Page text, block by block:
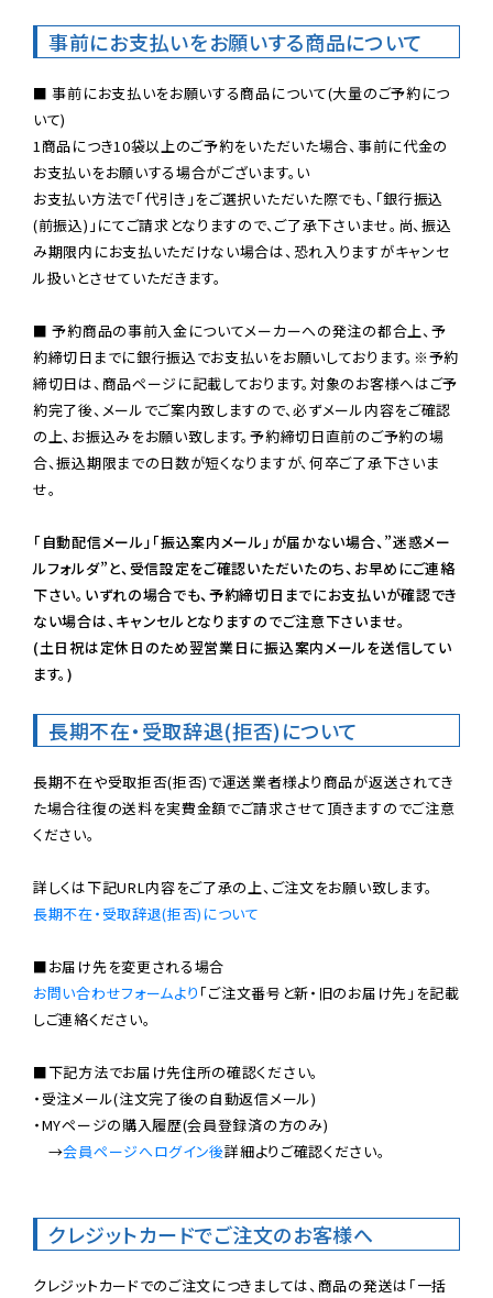
事前にお支払いをお願いする商品について
■ 事前にお支払いをお願いする商品について(大量のご予約につ
いて)
1商品につき10袋以上のご予約をいただいた場合、事前に代金の
お支払いをお願いする場合がございます。い
お支払い方法で「代引き」をご選択いただいた際でも、「銀行振込
(前振込)」にてご請求となりますので、ご了承下さいませ。尚、振込
み期限内にお支払いただけない場合は、恐れ入りますがキャンセ
ル扱いとさせていただきます。
■ 予約商品の事前入金についてメーカーへの発注の都合上、予
約締切日までに銀行振込でお支払いをお願いしております。※予約
締切日は、商品ページに記載しております。対象のお客様へはご予
約完了後、メールでご案内致しますので、必ずメール内容をご確認
の上、お振込みをお願い致します。予約締切日直前のご予約の場
合、振込期限までの日数が短くなりますが、何卒ご了承下さいま
せ。
「自動配信メール」「振込案内メール」が届かない場合、”迷惑メー
ルフォルダ”と、受信設定をご確認いただいたのち、お早めにご連絡
下さい。いずれの場合でも、予約締切日までにお支払いが確認でき
ない場合は、キャンセルとなりますのでご注意下さいませ。
(土日祝は定休日のため翌営業日に振込案内メールを送信してい
ます。)
長期不在・受取辞退(拒否)について
長期不在や受取拒否(拒否)で運送業者様より商品が返送されてき
た場合往復の送料を実費金額でご請求させて頂きますのでご注意
ください。
長期不在・受取辞退(拒否)について
お問い合わせフォームより 「ご注文番号と新・旧のお届け先」を記載
しご連絡ください。
■下記方法でお届け先住所の確認ください。
・受注メール(注文完了後の自動返信メール)
・MYページの購入履歴(会員登録済の方のみ)
→会員ページへログイン後詳細よりご確認ください。
クレジットカードでご注文のお客様へ
クレジットカードでのご注文につきましては、商品の発送は「一括